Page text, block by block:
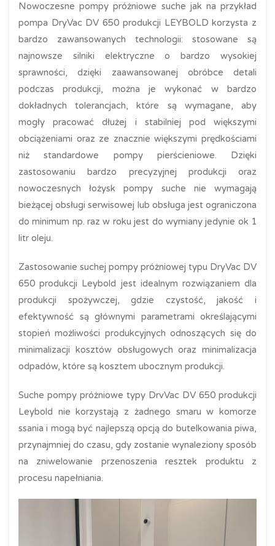
Nowoczesne pompy próżniowe suche jak na przykład
pompa DryVac DV 650 produkcji LEYBOLD korzysta z
bardzo zawansowanych technologii: stosowane są
najnowsze silniki elektryczne o bardzo wysokiej
sprawności, dzięki zaawansowanej obróbce detali
podczas produkcji, można je wykonać w bardzo
dokładnych tolerancjach, które są wymagane, aby
mogły pracować dłużej i stabilniej pod większymi
obciążeniami oraz ze znacznie większymi prędkościami
niż standardowe pompy pierścieniowe. Dzięki
zastosowaniu bardzo precyzyjnej produkcji oraz
nowoczesnych łożysk pompy suche nie wymagają
bieżącej obsługi serwisowej lub obsługa jest ograniczona
do minimum np. raz w roku jest do wymiany jedynie ok 1
litr oleju.
Zastosowanie suchej pompy próżniowej typu DryVac DV
650 produkcji Leybold jest idealnym rozwiązaniem dla
produkcji spożywczej, gdzie czystość, jakość i
efektywność są głównymi parametrami określającymi
stopień możliwości produkcyjnych odnoszących się do
minimalizacji kosztów obsługowych oraz minimalizacja
odpadów, które są kosztem ubocznym produkcji.
Suche pompy próżniowe typy DrvVac DV 650 produkcji
Leybold nie korzystają z żadnego smaru w komorze
ssania i mogą być najlepszą opcją do butelkowania piwa,
przynajmniej do czasu, gdy zostanie wynaleziony sposób
na zniwelowanie przenoszenia resztek produktu z
procesu napełniania.